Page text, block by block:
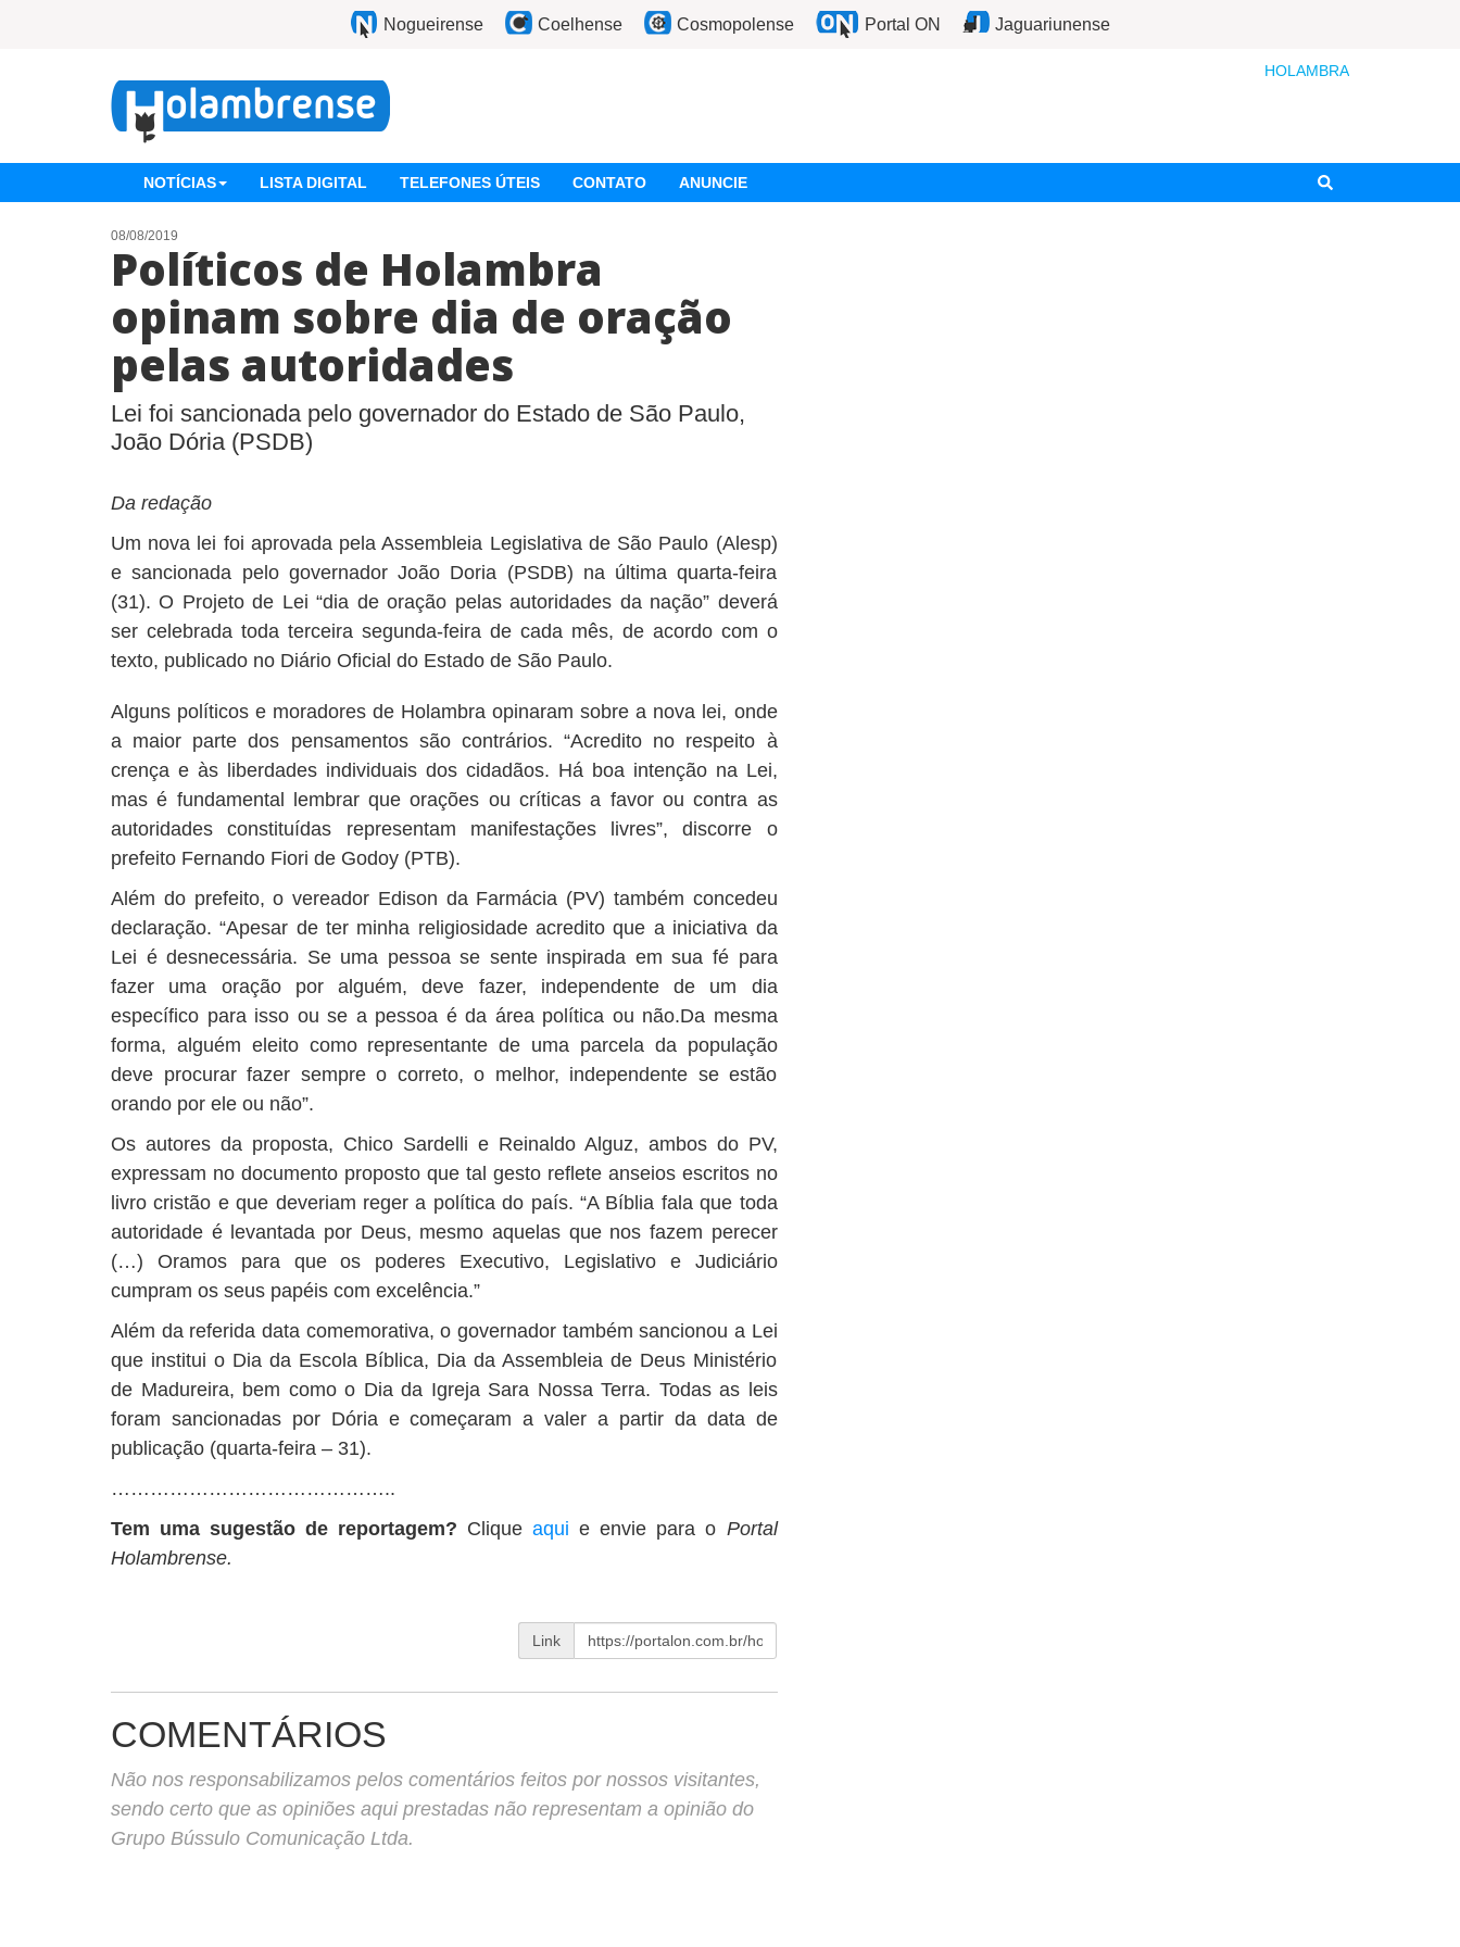
Nogueirense Coelhense Cosmopolense Portal ON Jaguariunense
HOLAMBRA
NOTÍCIAS LISTA DIGITAL TELEFONES ÚTEIS CONTATO ANUNCIE
08/08/2019
Políticos de Holambra
opinam sobre dia de oração
pelas autoridades
Lei foi sancionada pelo governador do Estado de São Paulo,
João Dória (PSDB)
Da redação
Um nova lei foi aprovada pela Assembleia Legislativa de São Paulo (Alesp)
e sancionada pelo governador João Doria (PSDB) na última quarta-feira
(31). O Projeto de Lei “dia de oração pelas autoridades da nação” deverá
ser celebrada toda terceira segunda-feira de cada mês, de acordo com o
texto, publicado no Diário Oficial do Estado de São Paulo.
Alguns políticos e moradores de Holambra opinaram sobre a nova lei, onde
a maior parte dos pensamentos são contrários. “Acredito no respeito à
crença e às liberdades individuais dos cidadãos. Há boa intenção na Lei,
mas é fundamental lembrar que orações ou críticas a favor ou contra as
autoridades constituídas representam manifestações livres”, discorre o
prefeito Fernando Fiori de Godoy (PTB).
Além do prefeito, o vereador Edison da Farmácia (PV) também concedeu
declaração. “Apesar de ter minha religiosidade acredito que a iniciativa da
Lei é desnecessária. Se uma pessoa se sente inspirada em sua fé para
fazer uma oração por alguém, deve fazer, independente de um dia
específico para isso ou se a pessoa é da área política ou não.Da mesma
forma, alguém eleito como representante de uma parcela da população
deve procurar fazer sempre o correto, o melhor, independente se estão
orando por ele ou não”.
Os autores da proposta, Chico Sardelli e Reinaldo Alguz, ambos do PV,
expressam no documento proposto que tal gesto reflete anseios escritos no
livro cristão e que deveriam reger a política do país. “A Bíblia fala que toda
autoridade é levantada por Deus, mesmo aquelas que nos fazem perecer
(…) Oramos para que os poderes Executivo, Legislativo e Judiciário
cumpram os seus papéis com excelência.”
Além da referida data comemorativa, o governador também sancionou a Lei
que institui o Dia da Escola Bíblica, Dia da Assembleia de Deus Ministério
de Madureira, bem como o Dia da Igreja Sara Nossa Terra. Todas as leis
foram sancionadas por Dória e começaram a valer a partir da data de
publicação (quarta-feira – 31).
……………………………………..
Tem uma sugestão de reportagem? Cliqueaquie envie para o Portal
Holambrense.
Link
COMENTÁRIOS
Não nos responsabilizamos pelos comentários feitos por nossos visitantes,
sendo certo que as opiniões aqui prestadas não representam a opinião do
Grupo Bússulo Comunicação Ltda.